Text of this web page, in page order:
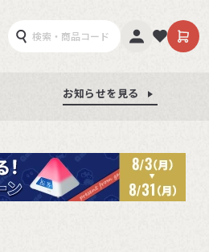
お知らせを見る
お知らせを見る
お知らせを見る